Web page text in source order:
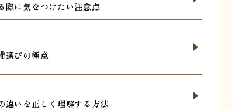
際に気をつけたい注意点
選びの極意
違いを正しく理解する方法